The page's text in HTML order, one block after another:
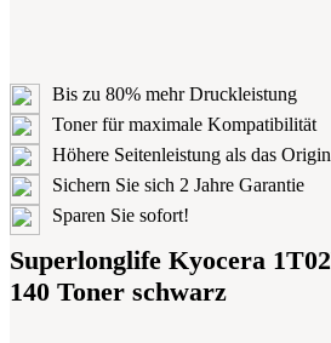
Bis zu 80% mehr Druckleistung
Toner für maximale Kompatibilität
Höhere Seitenleistung als das
Sichern Sie sich 2 Jahre Garantie
Sparen Sie sofort!
Superlonglife Kyocera
140 Toner schwarz